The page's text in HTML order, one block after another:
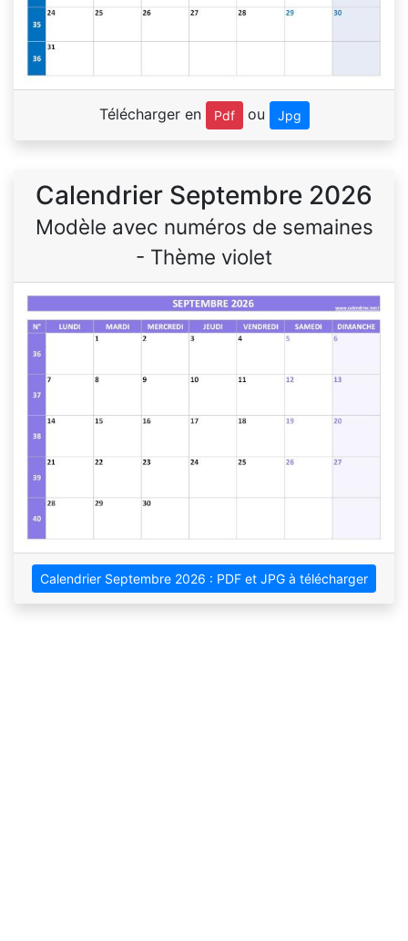
Télécharger en Pdf ou Jpg
Calendrier Septembre 2026
Modèle avec numéros de semaines
- Thème violet
Calendrier Septembre 2026 : PDF et JPG à télécharger